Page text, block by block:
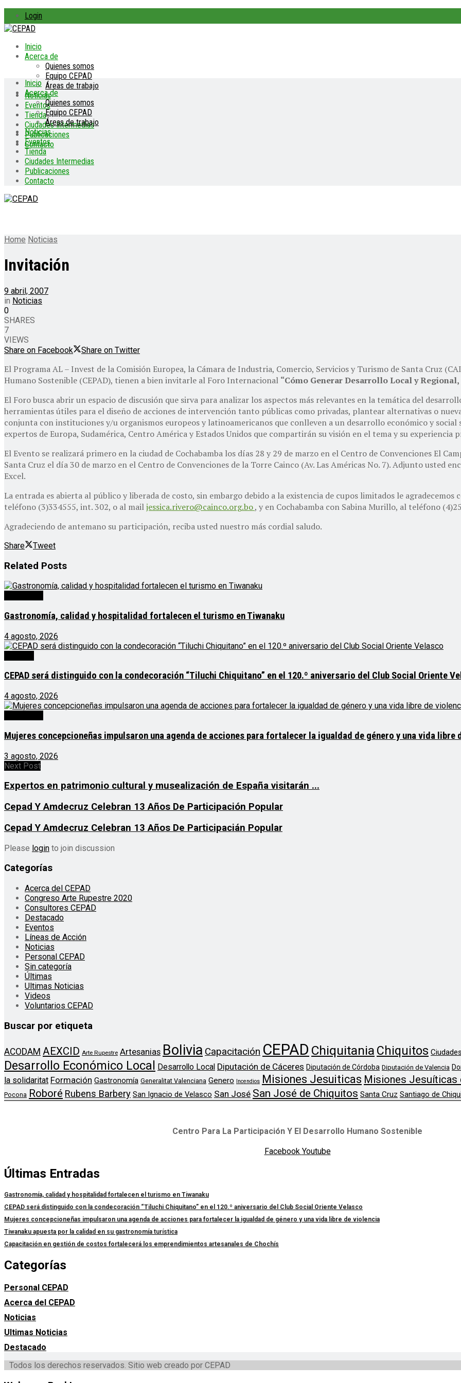
Login
Inicio
Acerca de
Quienes somos
Equipo CEPAD
Áreas de trabajo
Noticias
Eventos
Tienda
Ciudades Intermedias
Publicaciones
Contacto
Inicio
Acerca de
Quienes somos
Equipo CEPAD
Áreas de trabajo
Noticias
Eventos
Tienda
Ciudades Intermedias
Publicaciones
Contacto
Home Noticias
Invitación
9 abril, 2007
in Noticias
0
SHARES
7
VIEWS
Share on Facebook
Share on Twitter
El Programa AL – Invest de la Comisión Europea, la Cámara de Industria, Comercio, Servicios y Turismo de Santa Cruz
Humano Sostenible (CEPAD), tienen a bien invitarle al Foro Internacional “Cómo Generar Desarrollo Local y
El Foro busca abrir un espacio de discusión que sirva para analizar los aspectos más relevantes en la temática del
herramientas útiles para el diseño de acciones de intervención tanto públicas como privadas, plantear alternativas o
conjunta con instituciones y/u organismos europeos y latinoamericanos que conlleven a un desarrollo económico y social
expertos de Europa, Sudamérica, Centro América y Estados Unidos que compartirán su visión en el tema y su experiencia
El Evento se realizará primero en la ciudad de Cochabamba los días 28 y 29 de marzo en el Centro de Convenciones El
Santa Cruz el día 30 de marzo en el Centro de Convenciones de la Torre Cainco (Av. Las Américas No. 7). Adjunto usted
Excel.
La entrada es abierta al público y liberada de costo, sin embargo debido a la existencia de cupos limitados le agradecemos
teléfono (3)334555, int. 302, o al mailjessica.rivero@cainco.org.bo, y en Cochabamba con Sabina Murillo, al teléfono
Agradeciendo de antemano su participación, reciba usted nuestro más cordial saludo.
Share Tweet
Related Posts
Gastronomía, calidad y hospitalidad fortalecen el turismo en Tiwanaku
4 agosto, 2026
CEPAD será distinguido con la condecoración “Tiluchi Chiquitano” en el 120.º aniversario del Club Social Oriente
4 agosto, 2026
Mujeres concepcioneñas impulsaron una agenda de acciones para fortalecer la igualdad de género y una vida libre
3 agosto, 2026
Next Post
Expertos en patrimonio cultural y musealización de España visitarán ...
Cepad Y Amdecruz Celebran 13 Años De Participación Popular
Cepad Y Amdecruz Celebran 13 Años De Participacián Popular
Please login to join discussion
Categorías
Acerca del CEPAD
Congreso Arte Rupestre 2020
Consultores CEPAD
Destacado
Eventos
Líneas de Acción
Noticias
Personal CEPAD
Sin categoría
Últimas
Ultimas Noticias
Videos
Voluntarios CEPAD
Buscar por etiqueta
ACODAM AEXCID Arte Rupestre Artesanias Bolivia Capacitación CEPAD Chiquitania Chiquitos
Desarrollo Económico Local Desarrollo Local Diputación de Cáceres Diputación de Córdoba Diputación de Valencia
la solidaritat Formación Gastronomía Generalitat Valenciana Genero Incendios Misiones Jesuiticas Misiones Jesuíticas
Pocona Roboré Rubens Barbery San Ignacio de Velasco San José San José de Chiquitos Santa Cruz Santiago de
Centro Para La Participación Y El Desarrollo Humano Sostenible
Facebook Youtube
Últimas Entradas
Gastronomía, calidad y hospitalidad fortalecen el turismo en Tiwanaku
CEPAD será distinguido con la condecoración “Tiluchi Chiquitano” en el 120.º aniversario del Club Social Oriente Velasco
Mujeres concepcioneñas impulsaron una agenda de acciones para fortalecer la igualdad de género y una vida libre de violencia
Tiwanaku apuesta por la calidad en su gastronomía turística
Capacitación en gestión de costos fortalecerá los emprendimientos artesanales de Chochís
Categorías
Personal CEPAD
Acerca del CEPAD
Noticias
Ultimas Noticias
Destacado
Todos los derechos reservados. Sitio web creado por CEPAD